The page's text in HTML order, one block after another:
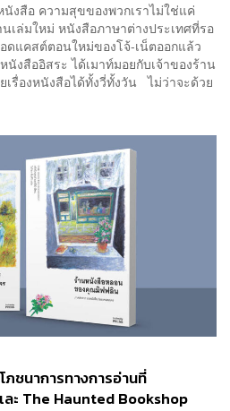
งสือ ความสุขของพวกเราไม่ใช่แค่
เล่มใหม่ หนังสือภาษาต่างประเทศที่รอ
แคสต์ตอนใหม่ของโจ้-เน็ตออกแล้ว
งสืออิสระ ได้เมาท์มอยกับเจ้าของร้าน
รื่องหนังสือได้ทั้งวี่ทั้งวัน ไม่ว่าจะด้วย
ภชนาการทางการอ่านที่
ะ The Haunted Bookshop